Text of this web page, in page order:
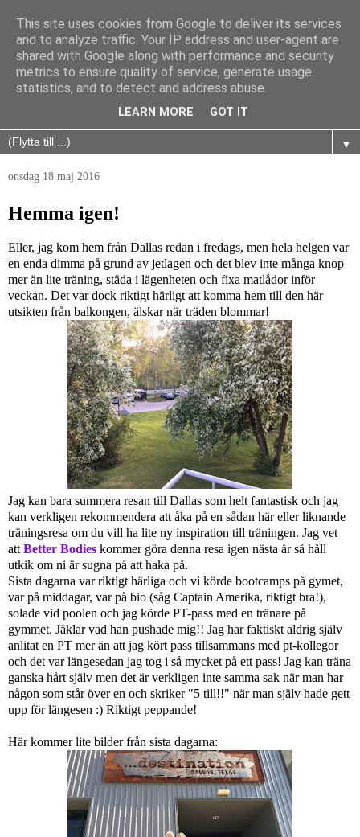
▼
onsdag 18 maj 2016
Hemma igen!
Eller, jag kom hem från Dallas redan i fredags, men hela helgen var
en enda dimma på grund av jetlagen och det blev inte många knop
mer än lite träning, städa i lägenheten och fixa matlådor inför
veckan. Det var dock riktigt härligt att komma hem till den här
utsikten från balkongen, älskar när träden blommar!
Jag kan bara summera resan till Dallas som helt fantastisk och jag
kan verkligen rekommendera att åka på en sådan här eller liknande
träningsresa om du vill ha lite ny inspiration till träningen. Jag vet
att Better Bodies kommer göra denna resa igen nästa år så håll
utkik om ni är sugna på att haka på.
Sista dagarna var riktigt härliga och vi körde bootcamps på gymet,
var på middagar, var på bio (såg Captain Amerika, riktigt bra!),
solade vid poolen och jag körde PT-pass med en tränare på
gymmet. Jäklar vad han pushade mig!! Jag har faktiskt aldrig själv
anlitat en PT mer än att jag kört pass tillsammans med pt-kollegor
och det var längesedan jag tog i så mycket på ett pass! Jag kan träna
ganska hårt själv men det är verkligen inte samma sak när man har
någon som står över en och skriker "5 till!!" när man själv hade gett
upp för längesen :) Riktigt peppande!
Här kommer lite bilder från sista dagarna:
This site uses cookies from Google to deliver its services
and to analyze traffic. Your IP address and user-agent are
shared with Google along with performance and security
metrics to ensure quality of service, generate usage
statistics, and to detect and address abuse.
LEARN MORE GOT IT